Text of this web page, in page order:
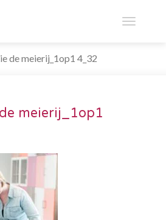
de meierij_1op1 4_32
meierij_1op1